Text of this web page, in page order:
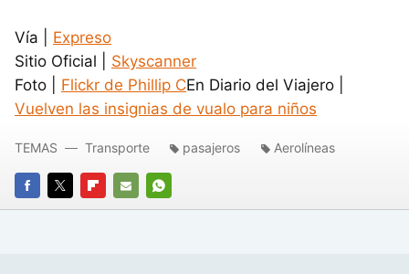
Vía | Expreso
Sitio Oficial | Skyscanner
Foto | Flickr de Phillip CEn Diario del Viajero |
Vuelven las insignias de vualo para niños
FACEBOOK
TWITTERFLIPBOARD
E-
WHATSAPP
TEMAS Transporte pasajeros Aerolíneas